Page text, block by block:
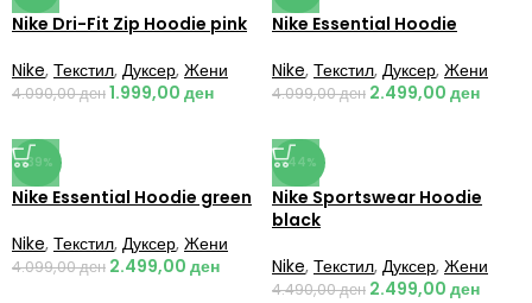
Nike Dri-Fit Zip Hoodie pink
Nike, Текстил, Дуксер, Жени
4.090,00ден1.999,00 ден
Nike Essential Hoodie
Nike, Текстил, Дуксер, Жени
4.099,00ден 2.499,00 ден
-39%
Nike Essential Hoodie green
Nike, Текстил, Дуксер, Жени
4.099,00ден 2.499,00 ден
-44%
Nike Sportswear Hoodie
black
Nike, Текстил, Дуксер, Жени
4.490,00ден 2.499,00 ден